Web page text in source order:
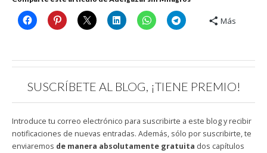
Más
SUSCRÍBETE AL BLOG, ¡TIENE PREMIO!
Introduce tu correo electrónico para suscribirte a este blog y recibir
notificaciones de nuevas entradas. Además, sólo por suscribirte, te
enviaremos de manera absolutamente gratuita dos capítulos